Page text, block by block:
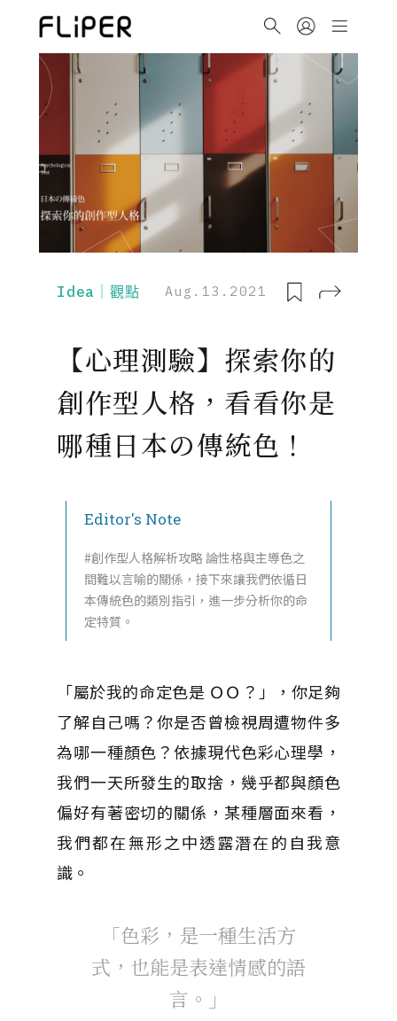
Idea｜觀點 Aug.13.2021
【心理測驗】探索你的
創作型人格，看看你是
哪種日本の傳統色！
Editor's Note
#創作型人格解析攻略 論性格與主導色之
間難以言喻的關係，接下來讓我們依循日
本傳統色的類別指引，進一步分析你的命
定特質。
「屬於我的命定色是 ＯＯ？」，你足夠
了解自己嗎？你是否曾檢視周遭物件多
為哪一種顏色？依據現代色彩心理學，
我們一天所發生的取捨，幾乎都與顏色
偏好有著密切的關係，某種層面來看，
我們都在無形之中透露潛在的自我意
識。
「色彩，是一種生活方
式，也能是表達情感的語
言。」